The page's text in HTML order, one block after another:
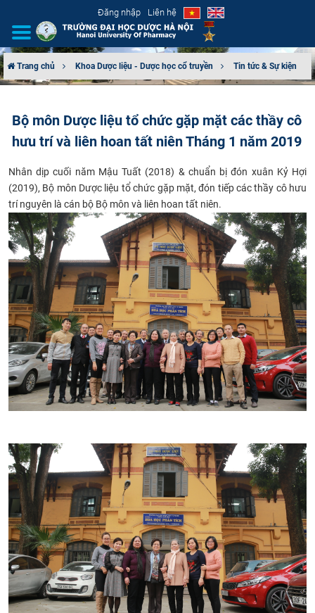
Đăng nhập Liên hệ
CƠ CẤU TỔ CHỨC
ĐÀO TẠO
ĐẢM BẢO CHẤT LƯỢNG
KHOA HỌC CÔNG NGHỆ
HTQT
CỰU NGƯỜI HỌC
Trang chủ Khoa Dược liệu - Dược học cổ truyền Tin tức & Sự kiện
Bộ môn Dược liệu tổ chức gặp mặt các thầy cô
hưu trí và liên hoan tất niên Tháng 1 năm 2019
​Nhân dịp cuối năm Mậu Tuất (2018) & chuẩn bị đón xuân Kỷ Hợi
(2019), Bộ môn Dược liệu tổ chức gặp mặt, đón tiếp các thầy cô hưu
trí nguyên là cán bộ Bộ môn và liên hoan tất niên.